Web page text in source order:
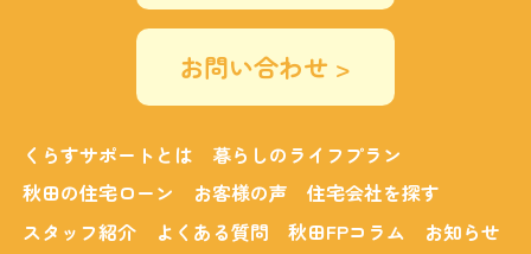
お問い合わせ >
くらすサポートとは
暮らしのライフプラン
秋田の住宅ローン
お客様の声
住宅会社を探す
スタッフ紹介
よくある質問 秋田FPコラム
お知らせ